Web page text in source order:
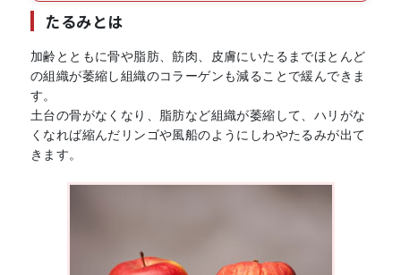
たるみとは
加齢とともに骨や脂肪、筋肉、皮膚にいたるまでほとんど
の組織が萎縮し組織のコラーゲンも減ることで緩んできま
す。
土台の骨がなくなり、脂肪など組織が萎縮して、ハリがな
くなれば縮んだリンゴや風船のようにしわやたるみが出て
きます。